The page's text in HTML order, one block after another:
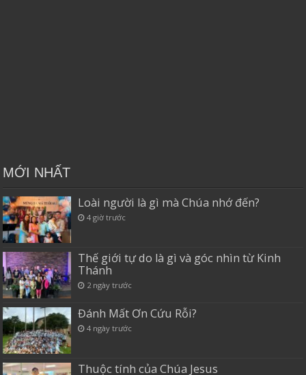
MỚI NHẤT
Loài người là gì mà Chúa nhớ đến?
4 giờ trước
Thế giới tự do là gì và góc nhìn từ Kinh
Thánh
2 ngày trước
Đánh Mất Ơn Cứu Rỗi?
4 ngày trước
Thuộc tính của Chúa Jesus